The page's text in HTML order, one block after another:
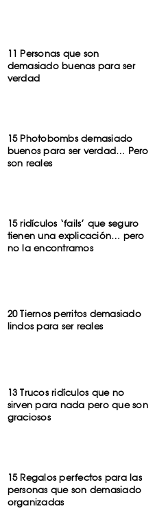
11 Personas que son
demasiado buenas para ser
verdad
15 Photobombs demasiado
buenos para ser verdad… Pero
son reales
15 ridículos ‘fails’ que seguro
tienen una explicación… pero
no la encontramos
20 Tiernos perritos demasiado
lindos para ser reales
13 Trucos ridículos que no
sirven para nada pero que son
graciosos
15 Regalos perfectos para las
personas que son demasiado
organizadas